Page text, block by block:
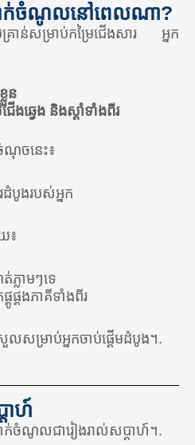
ប្រាក់ចំណូលនៅពេលណា?
គ្រាន់សម្រាប់កម្រៃជើងសារ អ្នក
ន
ឆ្វេង និងស្តាំទាំងពីរ
ចនេះ៖
ដំបូងរបស់អ្នក
៖
លាមៗទេ
ផ្គងភាគីទាំងពីរ
រួលសម្រាប់អ្នកចាប់ផ្តើមដំបូង។.
ាហ៍
ក់ចំណូលជារៀងរាល់សប្តាហ៍។.